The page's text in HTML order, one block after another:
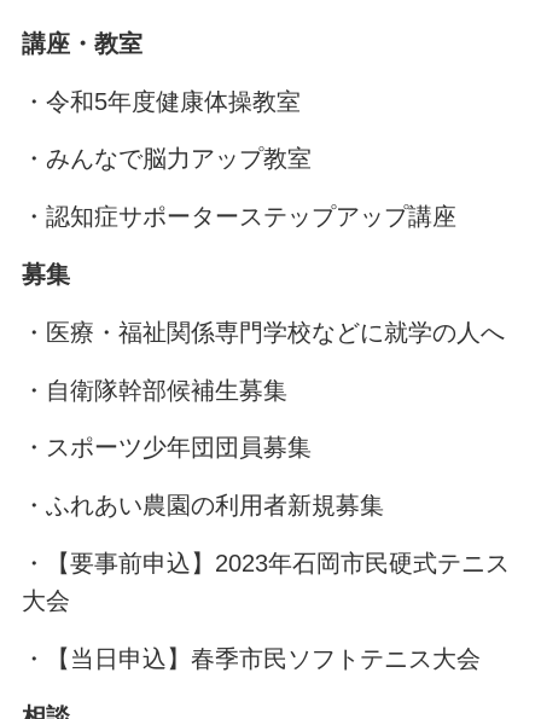
講座・教室
・令和5年度健康体操教室
・みんなで脳力アップ教室
・認知症サポーターステップアップ講座
募集
・医療・福祉関係専門学校などに就学の人へ
・自衛隊幹部候補生募集
・スポーツ少年団団員募集
・ふれあい農園の利用者新規募集
・【要事前申込】2023年石岡市民硬式テニス
大会
・【当日申込】春季市民ソフトテニス大会